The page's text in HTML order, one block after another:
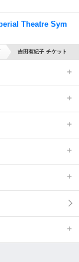
Theatre Sym
吉田有紀子 チケット